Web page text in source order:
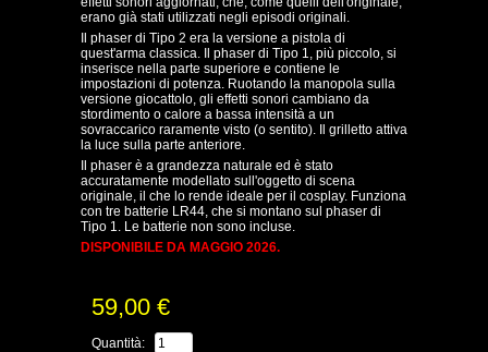
erano già stati utilizzati negli episodi originali.
Il phaser di Tipo 2 era la versione a pistola di
quest'arma classica. Il phaser di Tipo 1, più piccolo, si
inserisce nella parte superiore e contiene le
impostazioni di potenza. Ruotando la manopola sulla
versione giocattolo, gli effetti sonori cambiano da
stordimento o calore a bassa intensità a un
sovraccarico raramente visto (o sentito). Il grilletto attiva
la luce sulla parte anteriore.
Il phaser è a grandezza naturale ed è stato
accuratamente modellato sull'oggetto di scena
originale, il che lo rende ideale per il cosplay. Funziona
con tre batterie LR44, che si montano sul phaser di
Tipo 1. Le batterie non sono incluse.
DISPONIBILE DA MAGGIO 2026.
59,00 €
Quantità: